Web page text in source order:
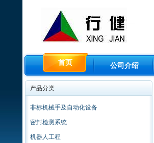
首页 公司介绍
产品分类
非标机械手及自动化设备
密封检测系统
机器人工程